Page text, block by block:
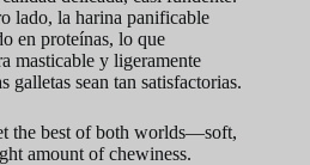
lado, la harina panificable
en proteínas, lo que
masticable y ligeramente
galletas sean tan satisfactorias.
the best of both worlds—soft,
amount of chewiness.